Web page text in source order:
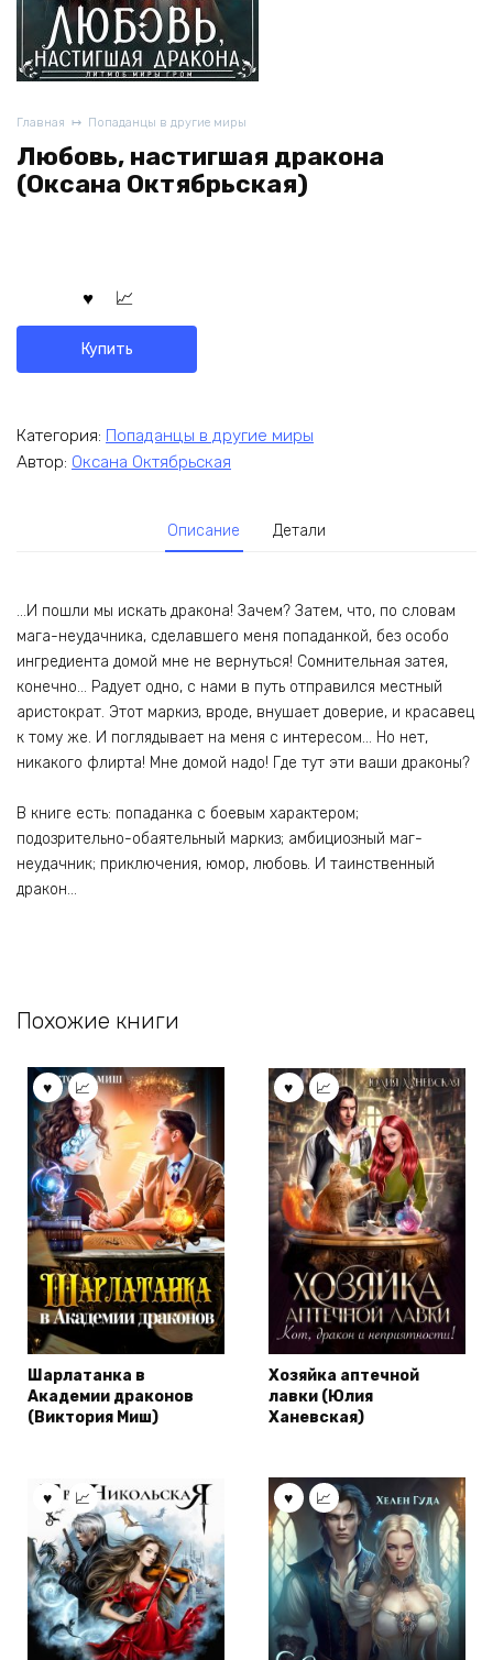
Главная Попаданцы в другие миры
Любовь, настигшая дракона
(Оксана Октябрьская)
Купить
Категория: Попаданцы в другие миры
Автор: Оксана Октябрьская
Описание Детали
…И пошли мы искать дракона! Зачем? Затем, что, по словам
мага-неудачника, сделавшего меня попаданкой, без особо
ингредиента домой мне не вернуться! Сомнительная затея,
конечно… Радует одно, с нами в путь отправился местный
аристократ. Этот маркиз, вроде, внушает доверие, и красавец
к тому же. И поглядывает на меня с интересом… Но нет,
никакого флирта! Мне домой надо! Где тут эти ваши драконы?
В книге есть: попаданка с боевым характером;
подозрительно-обаятельный маркиз; амбициозный маг-
неудачник; приключения, юмор, любовь. И таинственный
дракон…
Похожие книги
Шарлатанка в
Академии драконов
(Виктория Миш)
Хозяйка аптечной
лавки (Юлия
Ханевская)